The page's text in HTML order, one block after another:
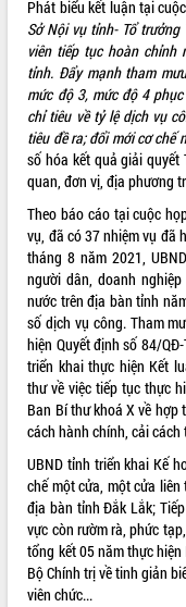
định EUDR
Thứ trưởng Bộ Nông nghiệp
trường Nguyễn Hoàng Hiệp
vùng trồng và doanh nghiệp
sầu riêng tại Đắk Lắk
Trình diễn nghệ thuật chế
món ăn từ sầu riêng
Đắk Lắk công bố Quy hoạch
tiến đầu tư tỉnh
Ngành cá ngừ Đắk Lắk chủ
ứng để giữ vững thị trường
Diễn đàn Kinh tế tư nhân
phá cơ chế - Hợp tác công tư
Đề án 06 tạo bước ngoặt đột
cải cách hành chính tỉnh Đắk
Kết nối tour, đẩy mạnh
để phát triển du lịch Đắk Lắk
Khởi động Dự án Đầu tư xây
tầng kỹ thuật Cụm công
Tiến
Gặp mặt các cơ quan báo chí
niệm 101 năm Ngày Báo chí
mạng Việt Nam
Đắk Lắk sơ kết 4 năm triển
hiện Đề án 06 của Chính phủ
Phát biểu kết luận tại
Sở Nội vụ tỉnh- Tổ trưởng
viên tiếp tục hoàn chỉnh
tỉnh. Đẩy mạnh tham
mức độ 3, mức độ 4
chỉ tiêu về tỷ lệ dịch vụ
tiêu đề ra; đổi mới cơ chế
số hóa kết quả giải quyết
quan, đơn vị, địa phương
Theo báo cáo tại cuộc
vụ, đã có 37 nhiệm vụ đã
tháng 8 năm 2021,
người dân, doanh
nước trên địa bàn tỉnh
số dịch vụ công. Tham
hiện Quyết định số 84/
triển khai thực hiện Kết
thư về việc tiếp tục thực
Ban Bí thư khoá X về
cách hành chính, cải cách
UBND tỉnh triển khai Kế
chế một cửa, một cửa
địa bàn tỉnh Đắk Lắk;
vực còn rườm rà, phức
tổng kết 05 năm thực
Bộ Chính trị về tinh giản
viên chức...